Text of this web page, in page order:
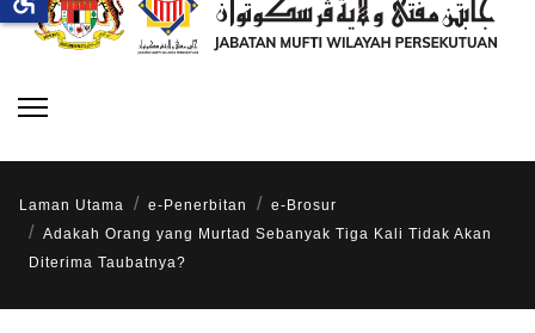
Laman Utama e-Penerbitan
e-Brosur
Adakah Orang yang Murtad Sebanyak Tiga Kali Tidak Akan
Diterima Taubatnya?